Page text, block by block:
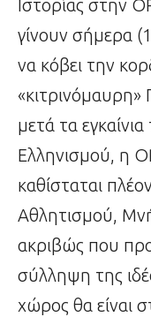
Ιστορίας στην
γίνουν σήμερα
να κόβει την
μετά τα
Ελληνισμού, η
καθίσταται
Αθλητισμού,
ακριβώς που
σύλληψη της
χώρος θα είναι